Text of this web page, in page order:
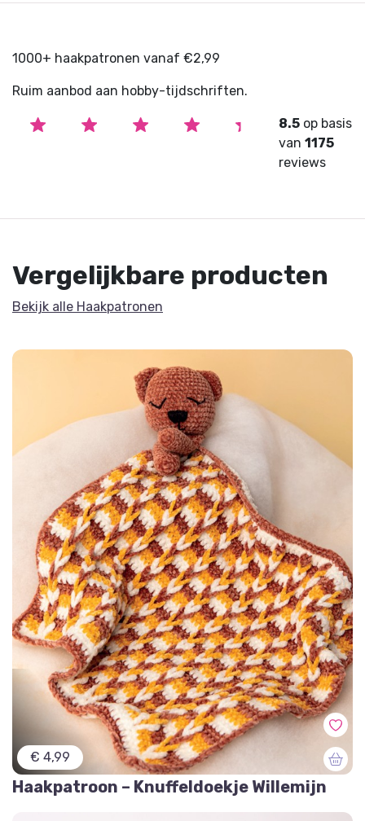
1000+ haakpatronen vanaf €2,99
Ruim aanbod aan hobby-tijdschriften.
8.5 op basis
van1175
reviews
Vergelijkbare producten
Bekijk alle Haakpatronen
€ 4,99
Haakpatroon – Knuffeldoekje Willemijn